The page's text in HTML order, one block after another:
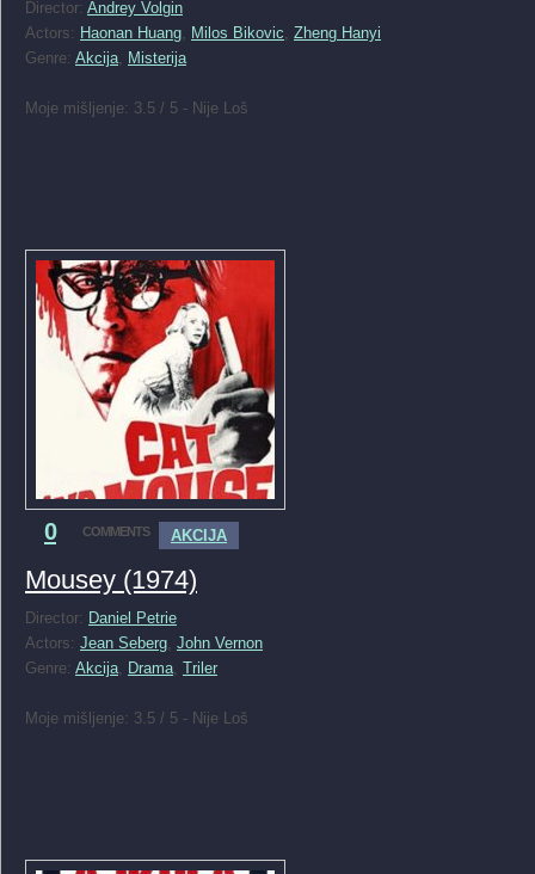
Director: Andrey Volgin
Actors: Haonan Huang Milos Bikovic Zheng Hanyi
Genre: Akcija Misterija
Moje mišljenje: 3.5 / 5 - Nije Loš
0 COMMENTS AKCIJA
Mousey (1974)
Director: Daniel Petrie
Actors: Jean Seberg John Vernon
Genre: Akcija Drama Triler
Moje mišljenje: 3.5 / 5 - Nije Loš